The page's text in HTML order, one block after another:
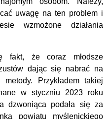
uwagę na ten problem i
wzmożone działania
fakt, że coraz młodsze
dając się nabrać na
Przykładem takiej
w styczniu 2023 roku
dzwoniąca podała się za
powiatu myślenickiego